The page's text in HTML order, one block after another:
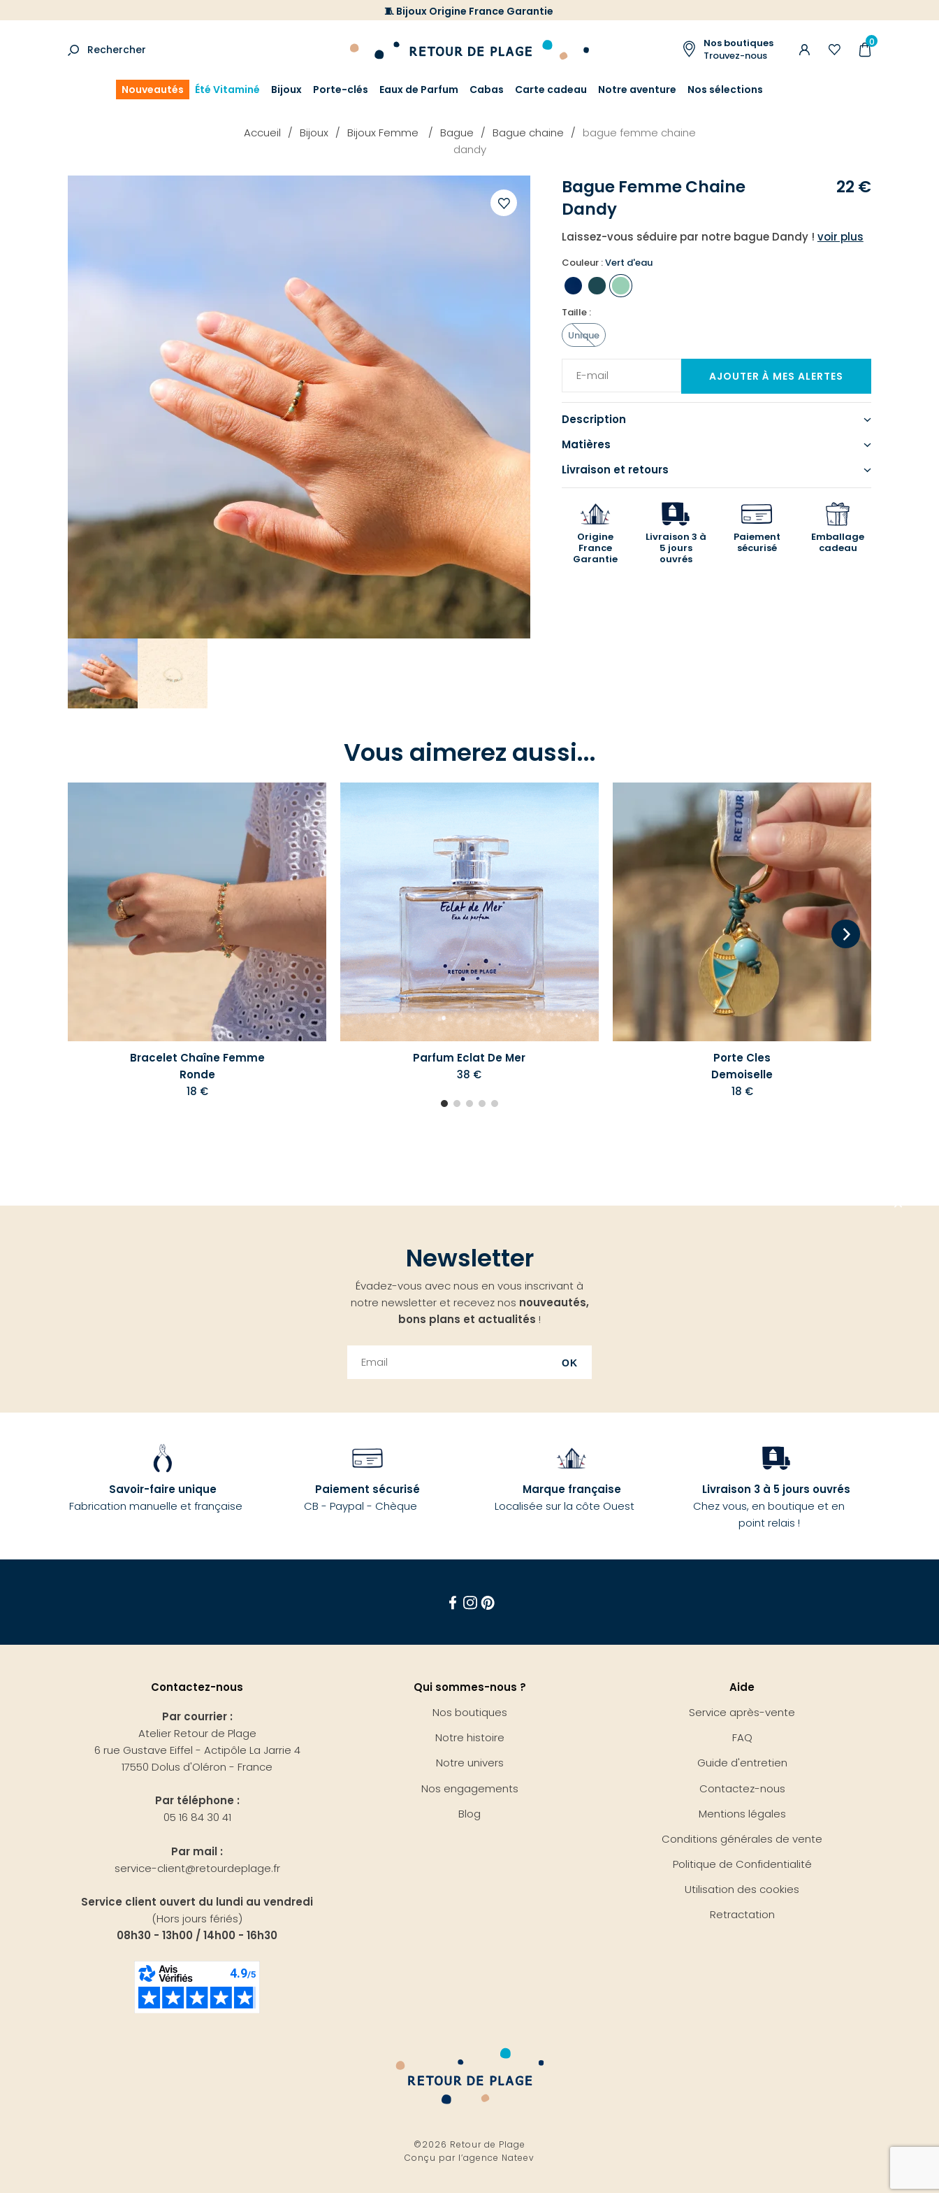
🧵 Bijoux Origine France Garantie
Rechercher
Nos boutiques
Trouvez-nous
0
Nouveautés Été Vitaminé Bijoux Porte-clés Eaux de Parfum Cabas Carte cadeau Notre aventure Nos sélections
Accueil Bijoux Bijoux Femme Bague Bague chaine
bague femme chaine
dandy
Bague Femme Chaine
Dandy
22 €
Laissez-vous séduire par notre bague Dandy ! voir plus
Couleur :Vert d'eau
Taille :
Unique
Description
Matières
Livraison et retours
Origine
France
Garantie
Livraison 3 à
5 jours
ouvrés
Paiement
sécurisé
Emballage
cadeau
Vous aimerez aussi...
Bracelet Chaîne Femme
Ronde
18 €
Parfum Eclat De Mer
38 €
Porte Cles
Demoiselle
18 €
Newsletter
Évadez-vous avec nous en vous inscrivant à
notre newsletter et recevez nos nouveautés,
bons plans et actualités !
OK
Savoir-faire unique
Fabrication manuelle et française
Paiement sécurisé
CB - Paypal - Chèque
Marque française
Localisée sur la côte Ouest
Livraison 3 à 5 jours ouvrés
Chez vous, en boutique et en
point relais !
Contactez-nous
Par courrier :
Atelier Retour de Plage
6 rue Gustave Eiffel - Actipôle La Jarrie 4
17550 Dolus d'Oléron - France
Par téléphone :
05 16 84 30 41
Par mail :
service-client@retourdeplage.fr
Service client ouvert du lundi au vendredi
(Hors jours fériés)
08h30 - 13h00 / 14h00 - 16h30
Qui sommes-nous ?
Nos boutiques
Notre histoire
Notre univers
Nos engagements
Blog
Aide
Service après-vente
FAQ
Guide d'entretien
Contactez-nous
Mentions légales
Conditions générales de vente
Politique de Confidentialité
Utilisation des cookies
Retractation
©2026 Retour de Plage
Conçu par l’agence Nateev